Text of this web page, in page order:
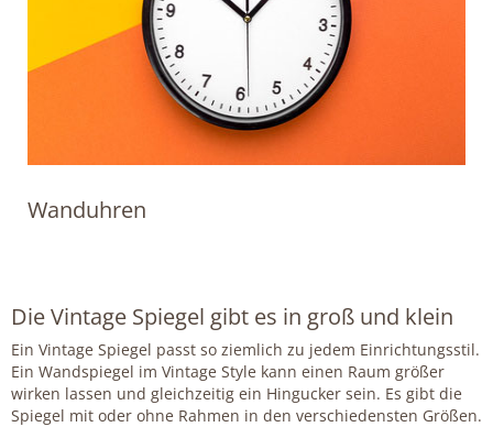
Wanduhren
Die Vintage Spiegel gibt es in groß und klein
Ein Vintage Spiegel passt so ziemlich zu jedem Einrichtungsstil.
Ein Wandspiegel im Vintage Style kann einen Raum größer
wirken lassen und gleichzeitig ein Hingucker sein. Es gibt die
Spiegel mit oder ohne Rahmen in den verschiedensten Größen.